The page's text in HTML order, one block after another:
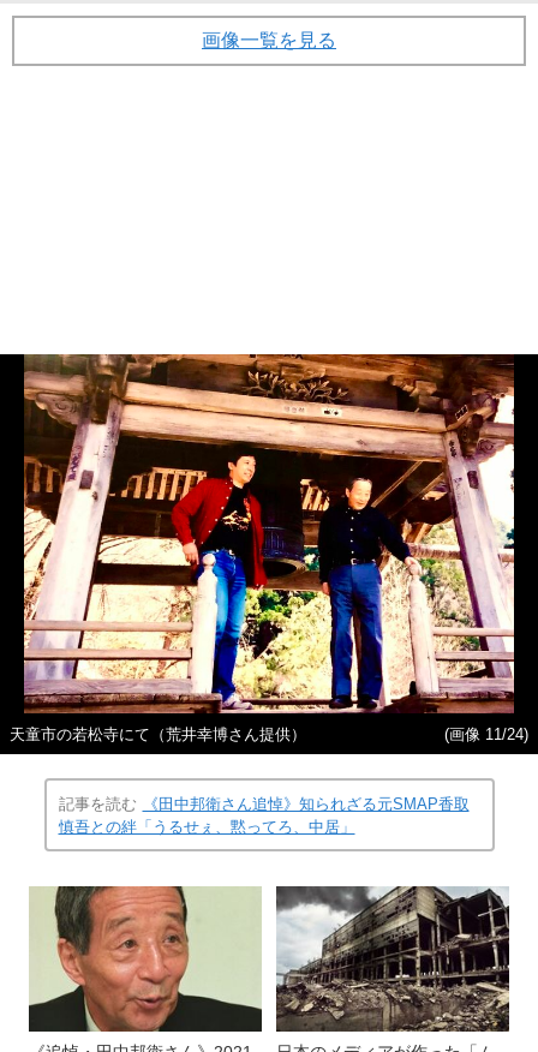
画像一覧を見る
天童市の若松寺にて（荒井幸博さん提供） (画像 11/24)
記事を読む
《田中邦衛さん追悼》知られざる元SMAP香取
慎吾との絆「うるせぇ、黙ってろ、中居」